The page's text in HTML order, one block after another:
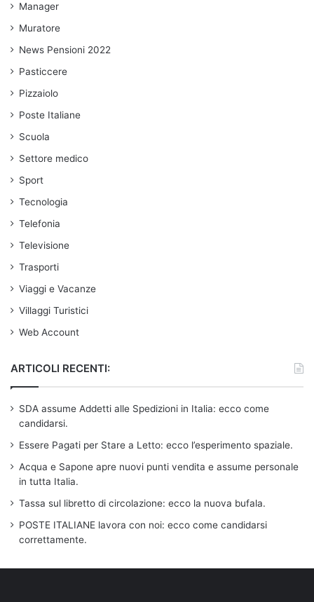
Manager
Muratore
News Pensioni 2022
Pasticcere
Pizzaiolo
Poste Italiane
Scuola
Settore medico
Sport
Tecnologia
Telefonia
Televisione
Trasporti
Viaggi e Vacanze
Villaggi Turistici
Web Account
ARTICOLI RECENTI:
SDA assume Addetti alle Spedizioni in Italia: ecco come
candidarsi.
Essere Pagati per Stare a Letto: ecco l’esperimento spaziale.
Acqua e Sapone apre nuovi punti vendita e assume personale
in tutta Italia.
Tassa sul libretto di circolazione: ecco la nuova bufala.
POSTE ITALIANE lavora con noi: ecco come candidarsi
correttamente.